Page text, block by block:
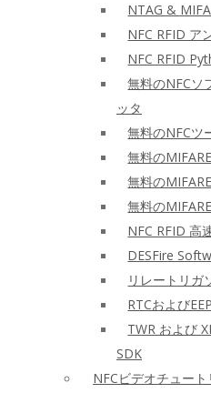
NTAG &
NFC RFID ア
NFC RFID
無料のNFCソ
ッタ
無料のNFCツ
無料の
無料の
無料の
NFC RFID 高
DESFire
リレートリガ
RTCおよび
TWR および
SDK
NFCビデオチュー